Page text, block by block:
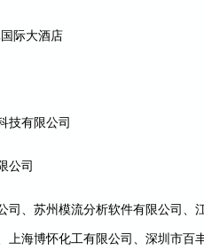
国际大酒店
技有限公司
公司
司、苏州模流分析软件有限公司、
上海博怀化工有限公司、深圳市百